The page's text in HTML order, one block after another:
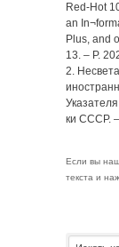
Red-Hot
an
Plus, and
13. – P.
2.
ки СССР.
Если вы
текста и